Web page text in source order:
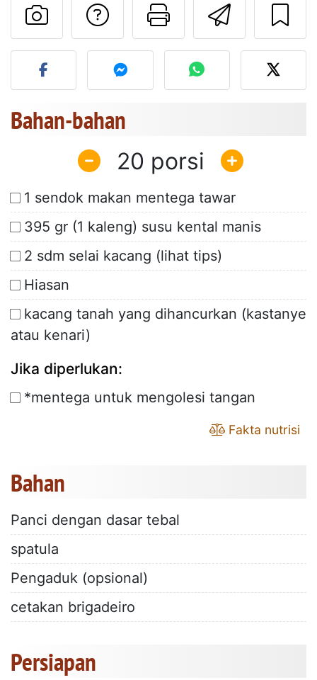
Kirim
Cetak
Mengajukan
Unggah foto Anda dari
Bahan-bahan
20
1 sendok makan mentega tawar
395 gr (1 kaleng) susu kental manis
2 sdm selai kacang (lihat tips)
Hiasan
kacang tanah yang dihancurkan (kastanye
atau kenari)
Jika diperlukan:
*mentega untuk mengolesi tangan
Fakta nutrisi
Bahan
Panci dengan dasar tebal
spatula
Pengaduk (opsional)
cetakan brigadeiro
Persiapan